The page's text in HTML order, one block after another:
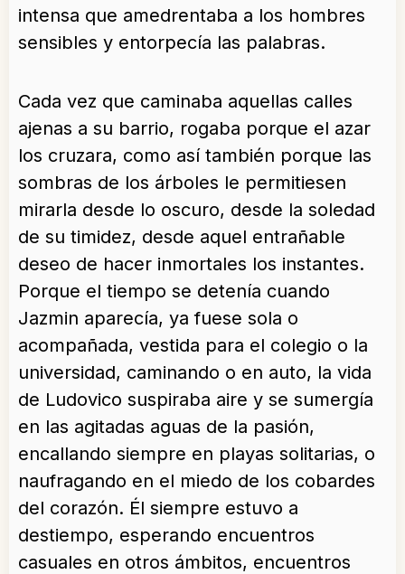
intensa que amedrentaba a los hombres
sensibles y entorpecía las palabras.
Cada vez que caminaba aquellas calles
ajenas a su barrio, rogaba porque el azar
los cruzara, como así también porque las
sombras de los árboles le permitiesen
mirarla desde lo oscuro, desde la soledad
de su timidez, desde aquel entrañable
deseo de hacer inmortales los instantes.
Porque el tiempo se detenía cuando
Jazmin aparecía, ya fuese sola o
acompañada, vestida para el colegio o la
universidad, caminando o en auto, la vida
de Ludovico suspiraba aire y se sumergía
en las agitadas aguas de la pasión,
encallando siempre en playas solitarias, o
naufragando en el miedo de los cobardes
del corazón. Él siempre estuvo a
destiempo, esperando encuentros
casuales en otros ámbitos, encuentros